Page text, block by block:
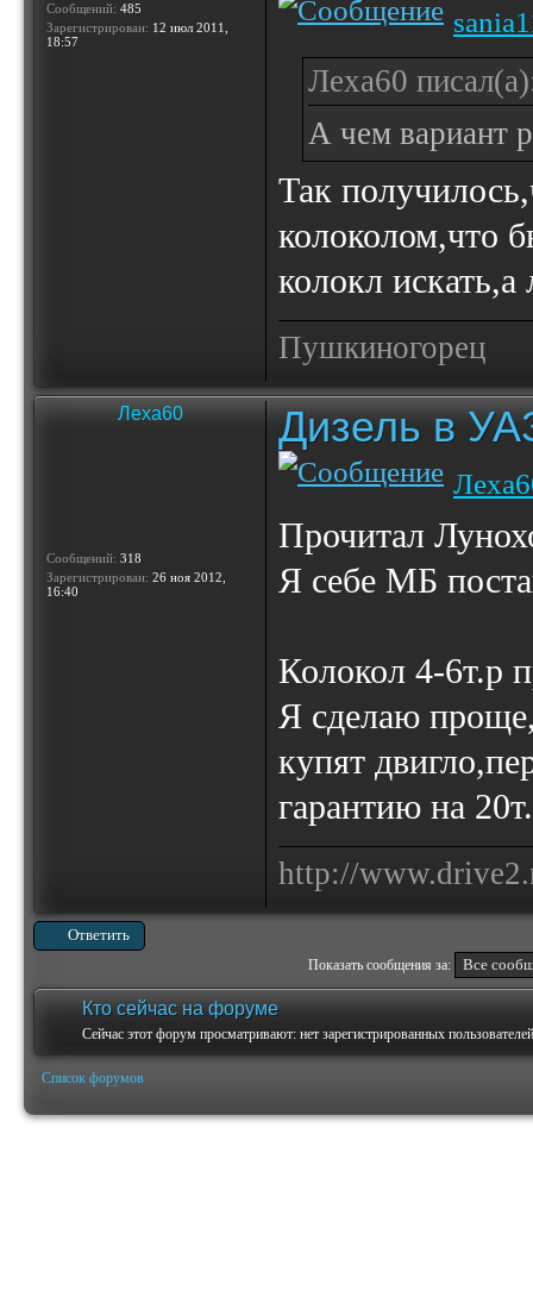
Сообщений: 485
Зарегистрирован: 12 июл 2011,
18:57
Леха60
А чем вариант
Так
колоколом,что
колокл искать,а
Пушкиногорец
Леха60
Сообщений: 318
Зарегистрирован: 26 ноя 2012,
16:40
Дизель в
Прочитал
Я себе МБ
Колокол 4-6т.р
Я сделаю
купят
гарантию на
http://
Ответить
Показать сообщения за:
Кто сейчас на форуме
Сейчас этот форум просматривают: нет зарегистрированных
Список форумов